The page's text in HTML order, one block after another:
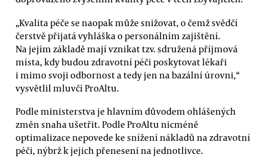
„Kvalita péče se naopak může snižovat, o čemž svědčí
čerstvě přijatá vyhláška o personálním zajištění.
Na jejím základě mají vznikat tzv. sdružená příjmová
místa, kdy budou zdravotní péči poskytovat lékaři
i mimo svoji odbornost a tedy jen na bazální úrovni,“
vysvětlil mluvčí ProAltu.
Podle ministerstva je hlavním důvodem ohlášených
změn snaha ušetřit. Podle ProAltu nicméně
optimalizace nepovede ke snížení nákladů na zdravotní
péči, nýbrž k jejich přenesení na jednotlivce.